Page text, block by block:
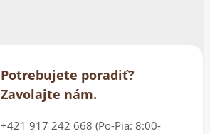
Potrebujete poradiť?
Zavolajte nám.
+421 917 242 668 (Po-Pia: 8:00-